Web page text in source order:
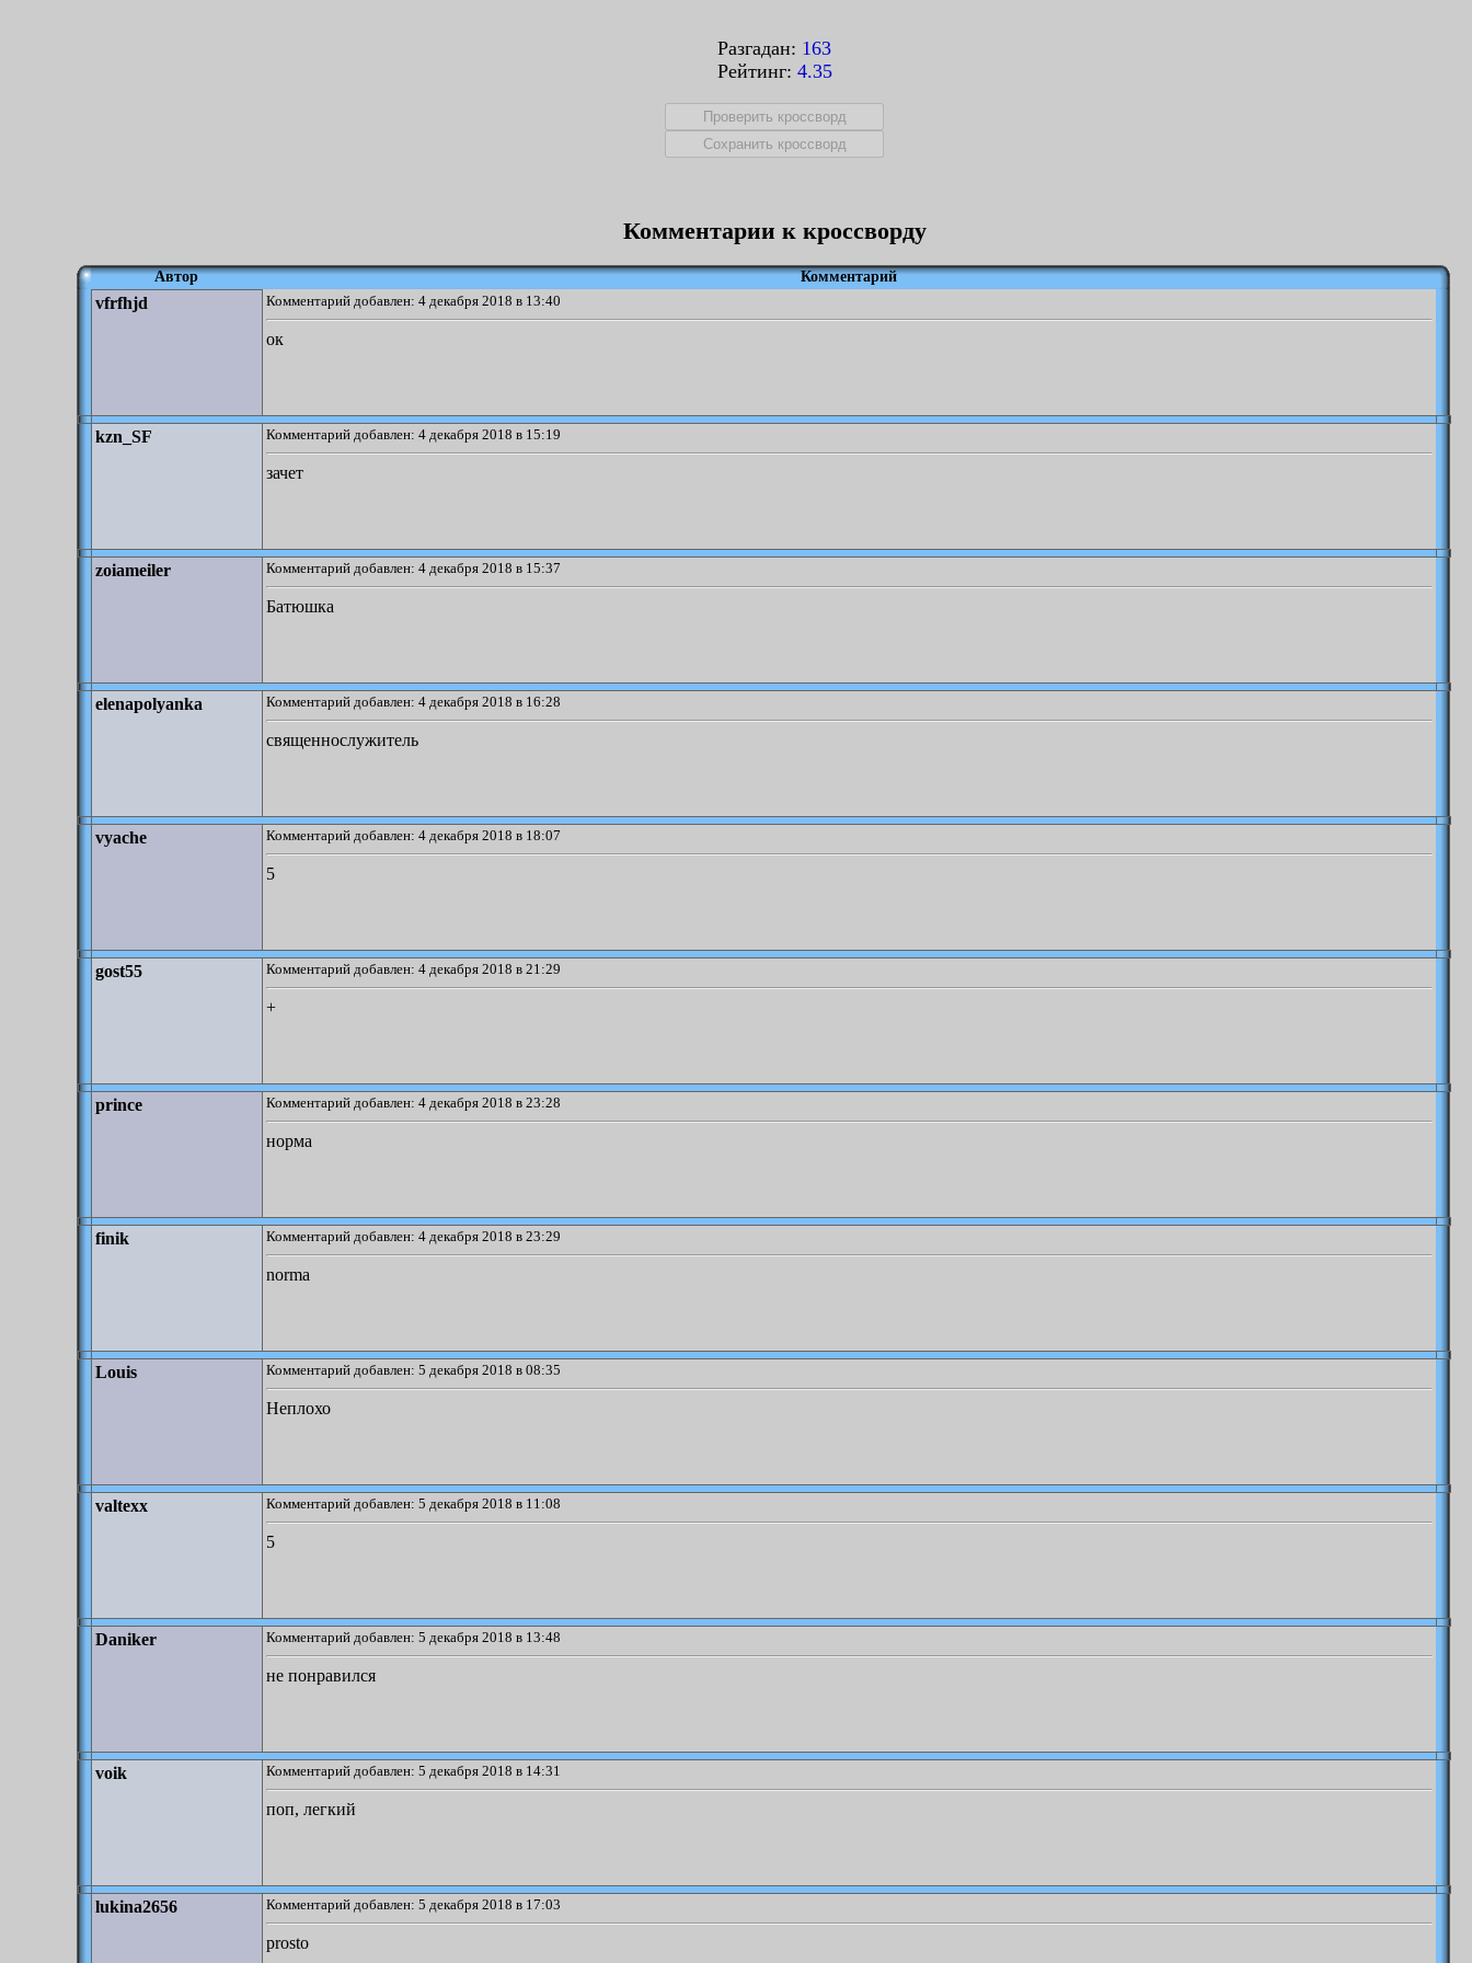
Разгадан: 163
Рейтинг: 4.35
Комментарии к кроссворду
Автор Комментарий
vfrfhjd Комментарий добавлен: 4 декабря 2018 в 13:40
ок
kzn_SF Комментарий добавлен: 4 декабря 2018 в 15:19
зачет
zoiameiler Комментарий добавлен: 4 декабря 2018 в 15:37
Батюшка
elenapolyanka Комментарий добавлен: 4 декабря 2018 в 16:28
священнослужитель
vyache Комментарий добавлен: 4 декабря 2018 в 18:07
5
gost55 Комментарий добавлен: 4 декабря 2018 в 21:29
+
prince Комментарий добавлен: 4 декабря 2018 в 23:28
норма
finik Комментарий добавлен: 4 декабря 2018 в 23:29
norma
Louis Комментарий добавлен: 5 декабря 2018 в 08:35
Неплохо
valtexx Комментарий добавлен: 5 декабря 2018 в 11:08
5
Daniker Комментарий добавлен: 5 декабря 2018 в 13:48
не понравился
voik Комментарий добавлен: 5 декабря 2018 в 14:31
поп, легкий
lukina2656 Комментарий добавлен: 5 декабря 2018 в 17:03
prosto